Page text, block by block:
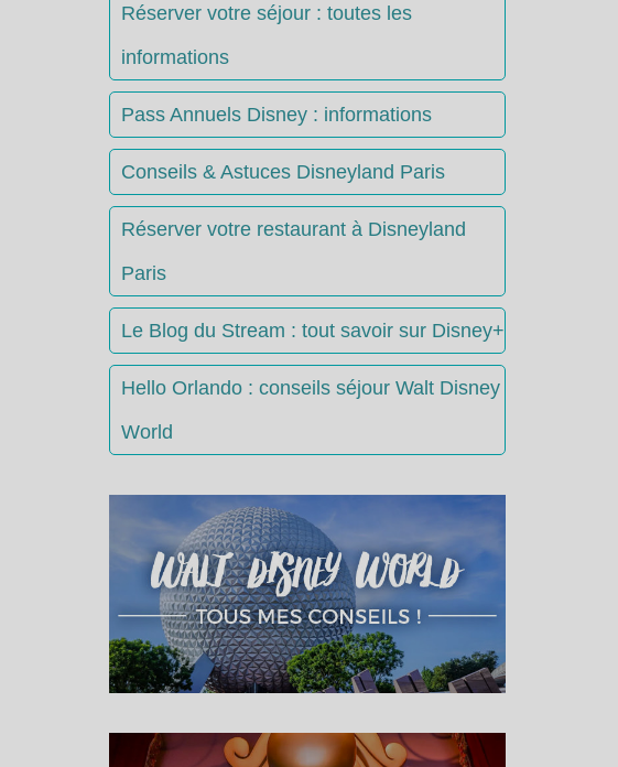
Réserver votre séjour : toutes les
informations
Pass Annuels Disney : informations
Conseils & Astuces Disneyland Paris
Réserver votre restaurant à Disneyland
Paris
Le Blog du Stream : tout savoir sur Disney+
Hello Orlando : conseils séjour Walt Disney
World